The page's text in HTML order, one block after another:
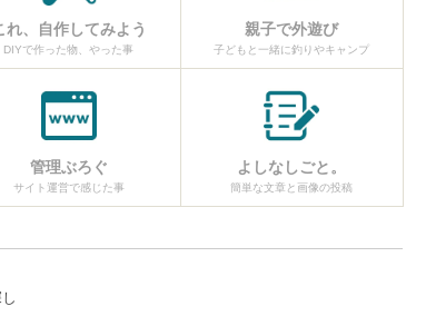
れ、自作してみよう
DIYで作った物、やった事
親子で外遊び
子どもと一緒に釣りやキャンプ
管理ぶろぐ
サイト運営で感じた事
よしなしごと。
簡単な文章と画像の投稿